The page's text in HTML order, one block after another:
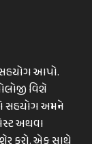
સહયોગ આપો.
વિશે
સહયોગ અમને
અથવા